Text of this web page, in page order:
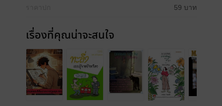
59 บาท
เรื่องที่คุณน่าจะสนใจ